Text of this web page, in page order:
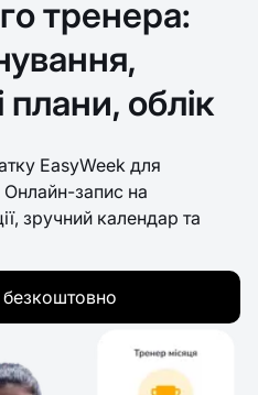
тренера:
плани, облік
EasyWeek для
Онлайн-запис на
зручний календар та